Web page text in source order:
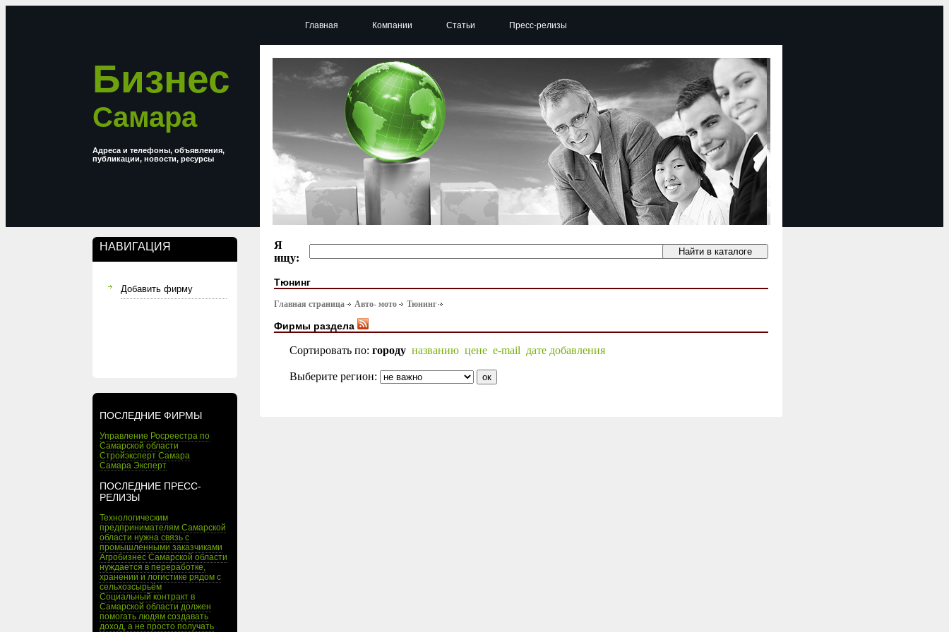
Бизнес
Самара
Адреса и телефоны, объявления,
публикации, новости, ресурсы
НАВИГАЦИЯ
Добавить фирму
ПОСЛЕДНИЕ ФИРМЫ
Управление Росреестра по
Самарской области
Стройэксперт Самара
Самара Эксперт
ПОСЛЕДНИЕ ПРЕСС-
РЕЛИЗЫ
Технологическим
предпринимателям Самарской
области нужна связь с
промышленными заказчиками
Агробизнес Самарской области
нуждается в переработке,
хранении и логистике рядом с
сельхозсырьём
Социальный контракт в
Самарской области должен
помогать людям создавать
доход, а не просто получать
Главная Компании Статьи Пресс-релизы
Я
ищу:
Тюнинг
Главная страница Авто- мото Тюнинг
Фирмы раздела
Сортировать по: городу названию цене e-mail дате добавления
Выберите регион: